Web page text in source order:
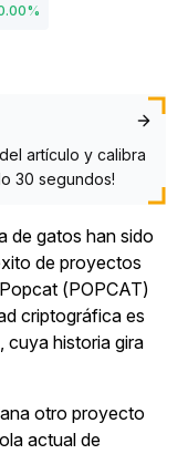
%
artículo y calibra
30 segundos!
de gatos han sido
de proyectos
(POPCAT)
criptográfica es
cuya historia gira
otro proyecto
actual de